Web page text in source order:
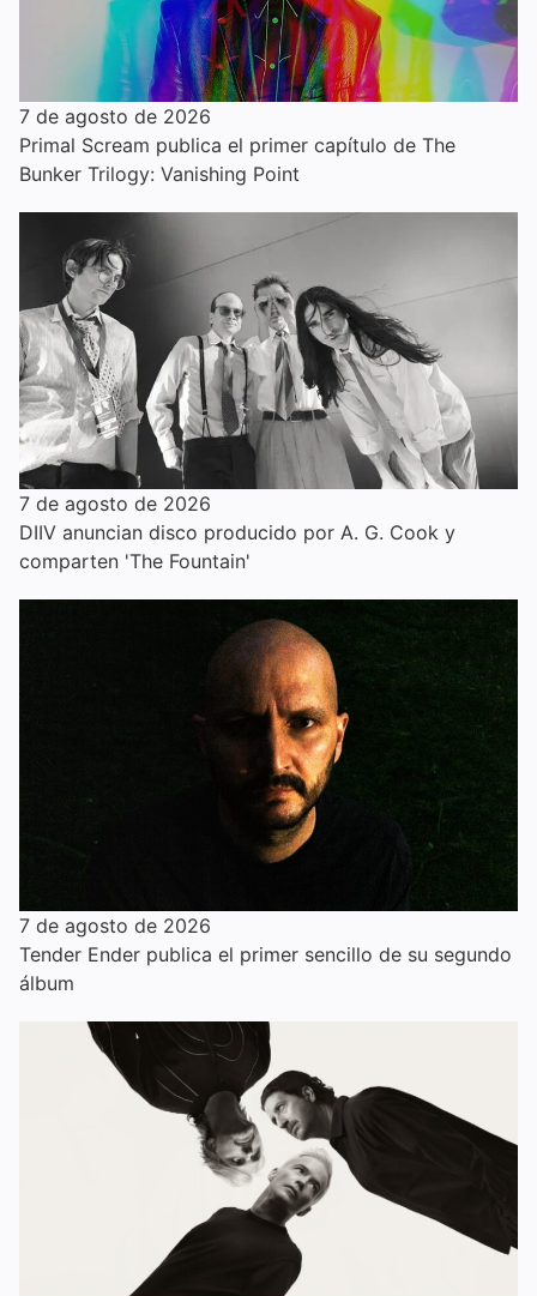
7 de agosto de 2026
Primal Scream publica el primer capítulo de The
Bunker Trilogy: Vanishing Point
7 de agosto de 2026
DIIV anuncian disco producido por A. G. Cook y
comparten 'The Fountain'
7 de agosto de 2026
Tender Ender publica el primer sencillo de su segundo
álbum